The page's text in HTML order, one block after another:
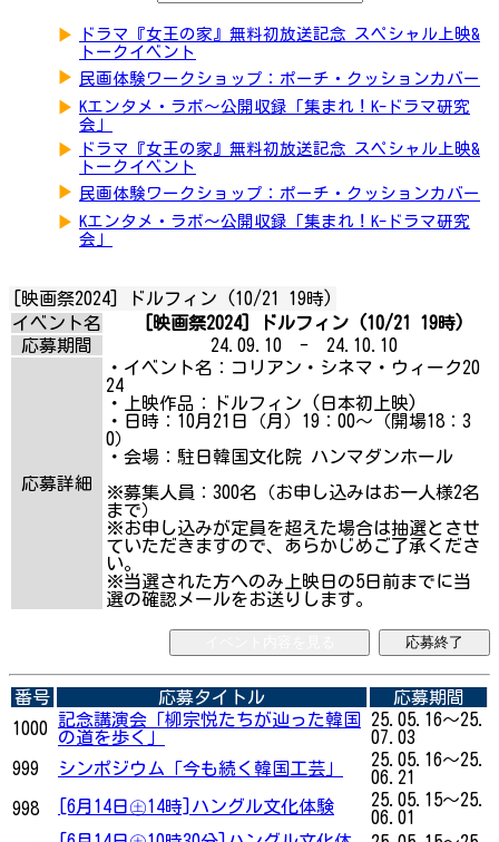
▶
ドラマ『女王の家』無料初放送記念 スペシャル上映&
トークイベント
▶ 民画体験ワークショップ：ポーチ・クッションカバー
▶ Kエンタメ・ラボ～公開収録「集まれ！K-ドラマ研究
会」
▶
ドラマ『女王の家』無料初放送記念 スペシャル上映&
トークイベント
▶ 民画体験ワークショップ：ポーチ・クッションカバー
▶ Kエンタメ・ラボ～公開収録「集まれ！K-ドラマ研究
会」
[映画祭2024] ドルフィン (10/21 19時)
イベント名
[映画祭2024] ドルフィン (10/21 19時)
応募期間
24.09.10 - 24.10.10
応募詳細
・イベント名：コリアン・シネマ・ウィーク20
24
・上映作品：ドルフィン (日本初上映)
・日時：10月21日（月）19：00～（開場18：3
0）
・会場：駐日韓国文化院 ハンマダンホール
※募集人員：300名（お申し込みはお一人様2名
まで）
※お申し込みが定員を超えた場合は抽選とさせ
ていただきますので、あらかじめご了承くださ
い。
※当選された方へのみ上映日の5日前までに当
選の確認メールをお送りします。
応募終了
番号 応募タイトル
応募期間
1000 記念講演会「柳宗悦たちが辿った韓国
の道を歩く」
25.05.16～25.
07.03
999
シンポジウム「今も続く韓国工芸」
25.05.16～25.
06.21
998
[6月14日㊏14時]ハングル文化体験
25.05.15～25.
06.01